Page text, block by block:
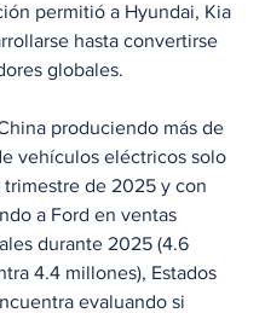
permitió a Hyundai, Kia
hasta convertirse
globales.
produciendo más de
vehículos eléctricos solo
de 2025 y con
a Ford en ventas
durante 2025 (4.6
4.4 millones), Estados
evaluando si